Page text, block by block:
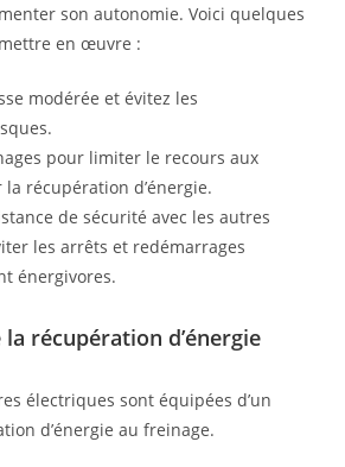
son autonomie. Voici quelques
en œuvre :
modérée et évitez les
pour limiter le recours aux
récupération d’énergie.
de sécurité avec les autres
les arrêts et redémarrages
énergivores.
la récupération d’énergie
électriques sont équipées d’un
d’énergie au freinage.